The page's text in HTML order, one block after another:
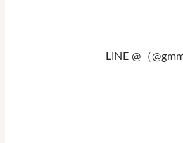
LINE @（